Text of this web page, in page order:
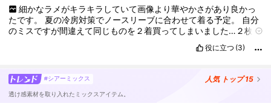
細かなラメがキラキラしていて画像より華やかさがあり良かっ
たです。 夏の冷房対策でノースリーブに合わせて着る予定。 自分
のミスですが間違えて同じものを２着買ってしまいました…２枚も
役に立つ (3)
#シアーミックス 人気 トップ 15
透け感素材を取り入れたミックスアイテム。